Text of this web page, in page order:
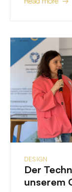
DESIGN
Der
unserem